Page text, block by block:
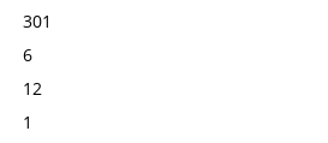
301
6
12
1